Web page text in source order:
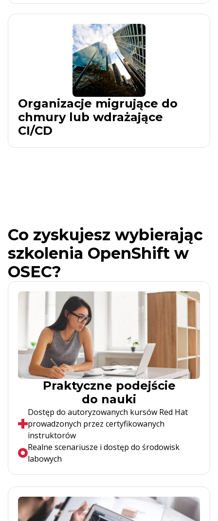
Organizacje migrujące do
chmury lub wdrażające
CI/CD
Co zyskujesz wybierając
szkolenia OpenShift w
OSEC?
Praktyczne podejście
do nauki
Dostęp do autoryzowanych kursów Red Hat
prowadzonych przez certyfikowanych
instruktorów
Realne scenariusze i dostęp do środowisk
labowych